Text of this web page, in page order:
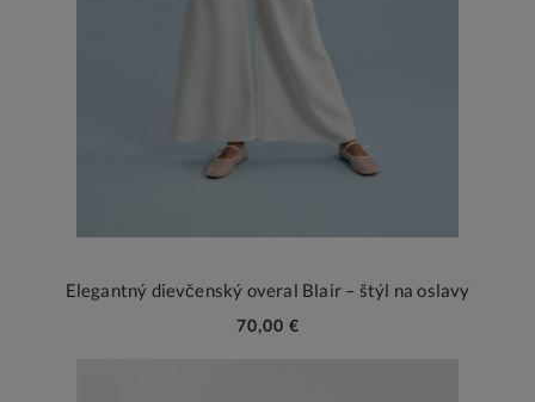
Elegantný dievčenský overal Blair – štýl na oslavy
70,00 €